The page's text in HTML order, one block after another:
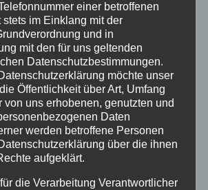
einer betroffenen
stets im Einklang mit der
und in
mit den für uns geltenden
Datenschutzbestimmungen.
möchte unser
Öffentlichkeit über Art, Umfang
von uns erhobenen, genutzten und
Daten
werden betroffene Personen
über die ihnen
aufgeklärt.
die Verarbeitung Verantwortlicher